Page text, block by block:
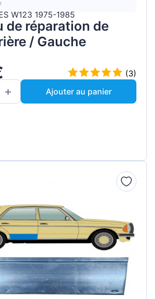
W123 1975-1985
de réparation de
/ Gauche
(3)
Ajouter au panier